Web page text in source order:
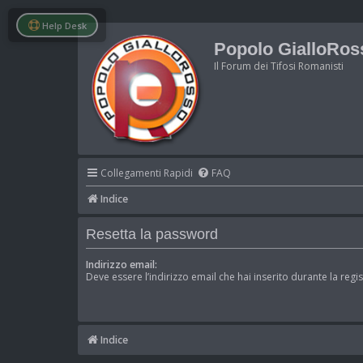
Help Desk
Popolo
Il Forum dei Tifosi Romanisti
Collegamenti Rapidi FAQ
Indice
Resetta la password
Indirizzo email:
Deve essere l’indirizzo email che hai inserito durante la
Indice